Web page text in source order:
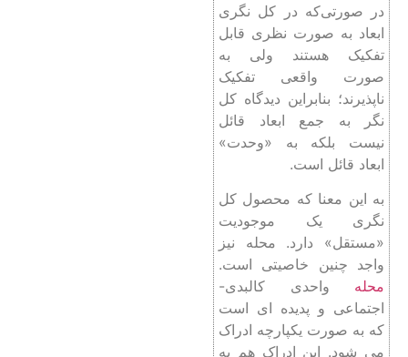
در صورتی‌که در کل ‌نگری
ابعاد به صورت نظری قابل
تفکیک هستند ولی به
صورت واقعی تفکیک‌
ناپذیرند؛ بنابراین دیدگاه کل
‌نگر به جمع ابعاد قائل
نیست بلکه به «وحدت»
ابعاد قائل است.
به این معنا که محصول کل‌
نگری یک موجودیت
«مستقل» دارد. محله نیز
واجد چنین خاصیتی است.
محله واحدی کالبدی-
اجتماعی و پدیده‌ ای است
که به ‌صورت یکپارچه ادراک
می شود. این ادراک هم به